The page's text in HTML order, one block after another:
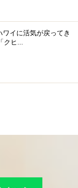
ワイに活気が戻ってき
ヒ...